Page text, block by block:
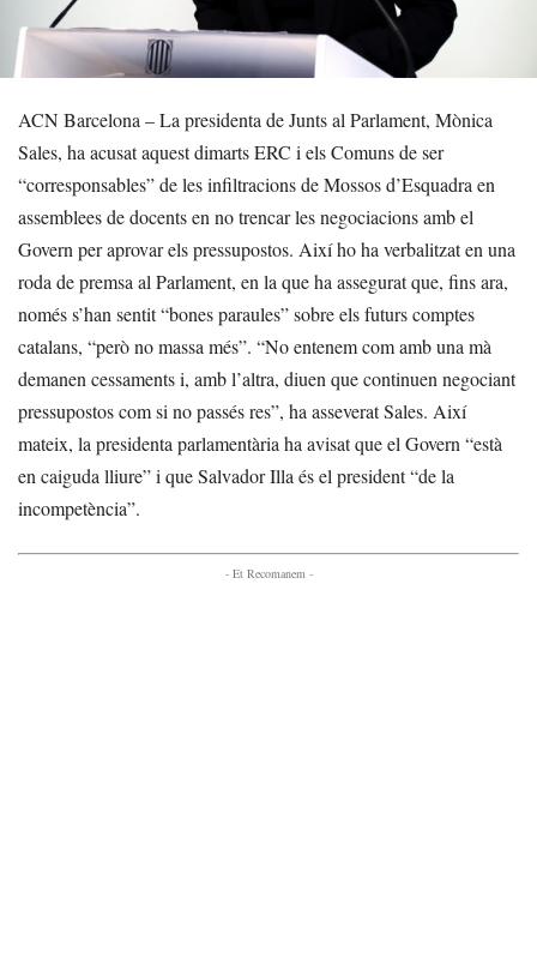
ACN Barcelona – La presidenta de Junts al Parlament, Mònica
Sales, ha acusat aquest dimarts ERC i els Comuns de ser
“corresponsables” de les infiltracions de Mossos d’Esquadra en
assemblees de docents en no trencar les negociacions amb el
Govern per aprovar els pressupostos. Així ho ha verbalitzat en una
roda de premsa al Parlament, en la que ha assegurat que, fins ara,
només s’han sentit “bones paraules” sobre els futurs comptes
catalans, “però no massa més”. “No entenem com amb una mà
demanen cessaments i, amb l’altra, diuen que continuen negociant
pressupostos com si no passés res”, ha asseverat Sales. Així
mateix, la presidenta parlamentària ha avisat que el Govern “està
en caiguda lliure” i que Salvador Illa és el president “de la
incompetència”.
- Et Recomanem -